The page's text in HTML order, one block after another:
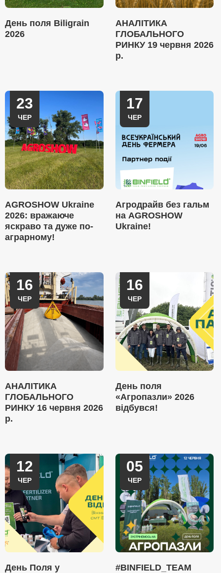
День поля Biligrain
2026
АНАЛІТИКА
ГЛОБАЛЬНОГО
РИНКУ 19 червня 2026
р.
23
ЧЕР
AGROSHOW Ukraine
2026: вражаюче
яскраво та дуже по-
аграрному!
17
ЧЕР
Агродрайв без гальм
на AGROSHOW
Ukraine!
16
ЧЕР
АНАЛІТИКА
ГЛОБАЛЬНОГО
РИНКУ 16 червня 2026
р.
16
ЧЕР
День поля
«Агропазли» 2026
відбувся!
12
ЧЕР
День Поля у
05
ЧЕР
#BINFIELD_TEAM